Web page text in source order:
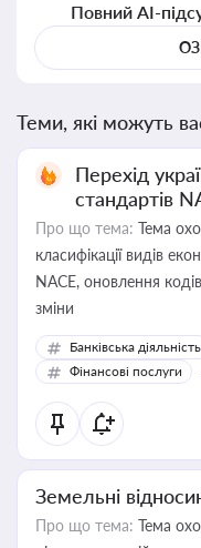
Повний AI-
Теми, які можуть
Перехід
стандартів
Про що тема: Тема
класифікації видів
NACE, оновлення
зміни
Банківська діяльність
Фінансові послуги
Земельні
Про що тема: Тема